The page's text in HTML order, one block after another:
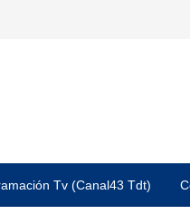
Tv (Canal43 Tdt)